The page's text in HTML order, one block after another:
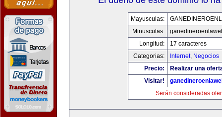
Mayusculas:
Minusculas:
Longitud:
17 caracteres
Categorias:
Internet, Negocios
Precio:
Realizar una
Visitar!
Serán consideradas